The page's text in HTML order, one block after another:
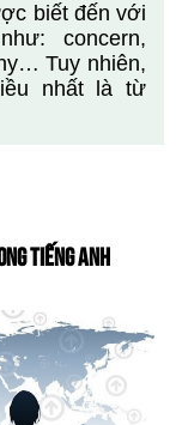
biết đến với
concern,
Tuy nhiên,
nhất là từ
TIẾNG ANH